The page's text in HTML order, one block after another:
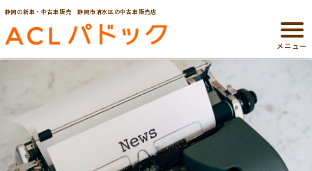
静岡の新車・中古車販売 静岡市清水区の中古車販売店
メニュー